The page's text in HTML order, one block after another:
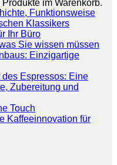
im Warenkorb.
Funktionsweise
Klassikers
Ihr Büro
Sie wissen müssen
Einzigartige
Espressos: Eine
Zubereitung und
Touch
Kaffeeinnovation für